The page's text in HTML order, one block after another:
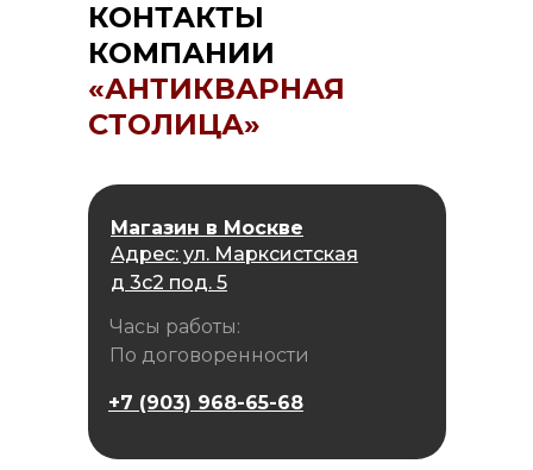
КОНТАКТЫ
КОМПАНИИ
«АНТИКВАРНАЯ
СТОЛИЦА»
Магазин в Москве
Адрес: ул. Марксистская
д 3с2 под. 5
Часы работы:
По договоренности
+7 (903) 968-65-68